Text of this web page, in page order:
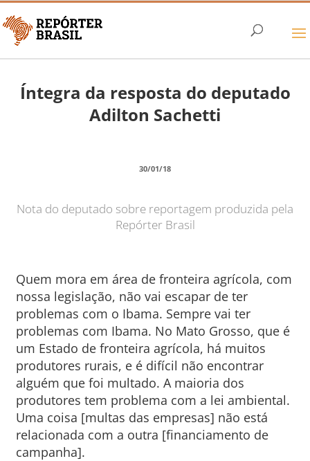
Íntegra da resposta do deputado
Adilton Sachetti
30/01/18
Nota do deputado sobre reportagem produzida pela
Repórter Brasil
Quem mora em área de fronteira agrícola, com
nossa legislação, não vai escapar de ter
problemas com o Ibama. Sempre vai ter
problemas com Ibama. No Mato Grosso, que é
um Estado de fronteira agrícola, há muitos
produtores rurais, e é difícil não encontrar
alguém que foi multado. A maioria dos
produtores tem problema com a lei ambiental.
Uma coisa [multas das empresas] não está
relacionada com a outra [financiamento de
campanha].